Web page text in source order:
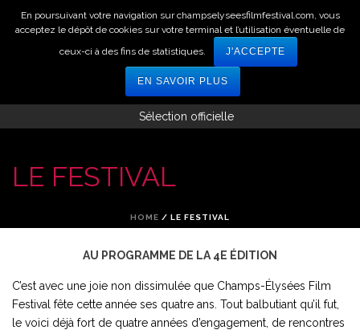
Sélection officielle
LE FESTIVAL
HOME / LE FESTIVAL
AU PROGRAMME DE LA 4E ÉDITION
C’est avec une joie non dissimulée que Champs-Élysées Film
Festival fête cette année ses quatre ans. Tout balbutiant qu’il fut,
le voici déjà fort de quatre années d’engagement, de rencontres
En poursuivant votre navigation sur champselyseesfilmfestival.com, vous
acceptez le dépôt de cookies sur votre terminal et l’utilisation éventuelle de
ceux-ci à des fins de statistiques.
J'ACCEPTE
EN SAVOIR PLUS